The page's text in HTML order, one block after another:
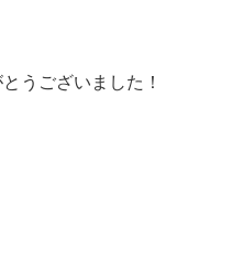
うございました！